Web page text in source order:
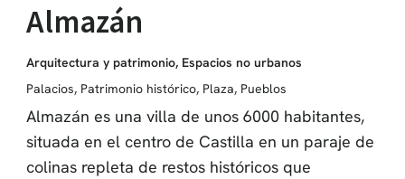
Almazán
Arquitectura y patrimonio, Espacios no urbanos
Palacios, Patrimonio histórico, Plaza, Pueblos
Almazán es una villa de unos 6000 habitantes,
situada en el centro de Castilla en un paraje de
colinas repleta de restos históricos que